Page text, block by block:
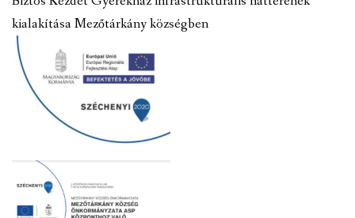
kialakítása Mezőtárkány községben